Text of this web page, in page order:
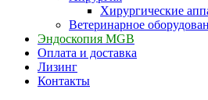
Хирургические
Ветеринарное
Эндоскопия MGB
Оплата и доставка
Лизинг
Контакты